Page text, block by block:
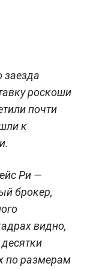
заезда
роскоши
почти
к
Ри —
брокер,
видно,
по размерам